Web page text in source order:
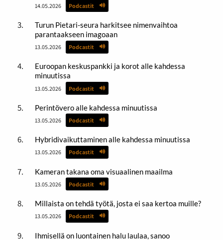
14.05.2026 Podcastit
Turun Pietari-seura harkitsee nimenvaihtoa
parantaakseen imagoaan
13.05.2026 Podcastit
Euroopan keskuspankki ja korot alle kahdessa
minuutissa
13.05.2026 Podcastit
Perintövero alle kahdessa minuutissa
13.05.2026 Podcastit
Hybridivaikuttaminen alle kahdessa minuutissa
13.05.2026 Podcastit
Kameran takana oma visuaalinen maailma
13.05.2026 Podcastit
Millaista on tehdä työtä, josta ei saa kertoa muille?
13.05.2026 Podcastit
Ihmisellä on luontainen halu laulaa, sanoo